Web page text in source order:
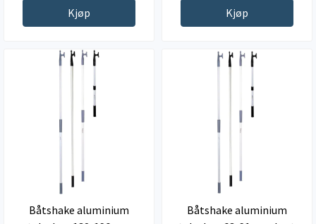
Kjøp Kjøp
Båtshake aluminium
Båtshake aluminium